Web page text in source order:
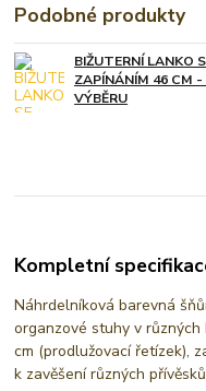
Podobné produkty
BIŽUTERNÍ LANKO
ZAPÍNÁNÍM 46 CM -
VÝBĚRU
Kompletní
Náhrdelníková barevná
organzové stuhy v
cm (prodlužovací řetízek),
k zavěšení různých